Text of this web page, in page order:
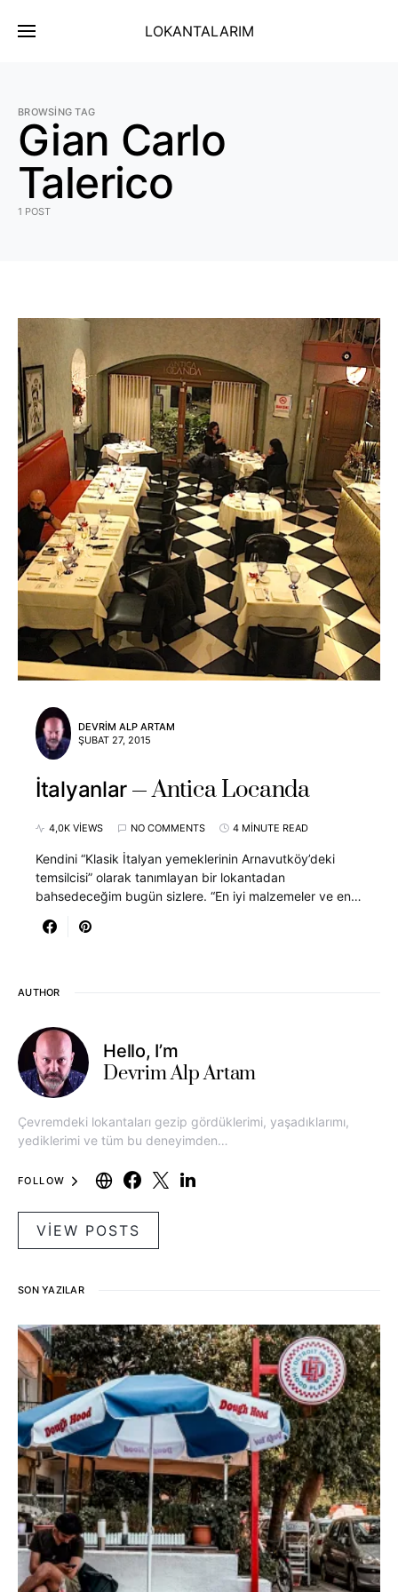
LOKANTALARIM
BROWSING TAG
Gian Carlo
Talerico
1 POST
DEVRIM ALP ARTAM
ŞUBAT 27, 2015
İtalyanlar Antica Locanda
4,0K VIEWS NO COMMENTS 4 MINUTE READ
Kendini “Klasik İtalyan yemeklerinin Arnavutköy’deki
temsilcisi” olarak tanımlayan bir lokantadan
bahsedeceğim bugün sizlere. “En iyi malzemeler ve en…
AUTHOR
Hello, I’m
Devrim Alp Artam
Çevremdeki lokantaları gezip gördüklerimi, yaşadıklarımı,
yediklerimi ve tüm bu deneyimden…
FOLLOW
VIEW POSTS
SON YAZILAR